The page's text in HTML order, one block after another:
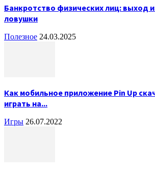
Банкротство физических лиц: выход
ловушки
Полезное 24.03.2025
Как мобильное приложение Pin Up
играть на...
Игры 26.07.2022